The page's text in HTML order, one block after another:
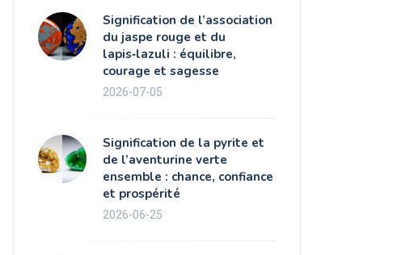
Signification de l’association
du jaspe rouge et du
lapis‑lazuli : équilibre,
courage et sagesse
2026-07-05
Signification de la pyrite et
de l’aventurine verte
ensemble : chance, confiance
et prospérité
2026-06-25